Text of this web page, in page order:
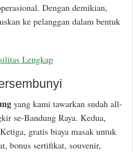
Dengan demikian,
ke pelanggan dalam bentuk
Lengkap
yang kami tawarkan sudah all-
se-Bandung Raya. Kedua,
gratis biaya masak untuk
bonus sertifikat, souvenir,